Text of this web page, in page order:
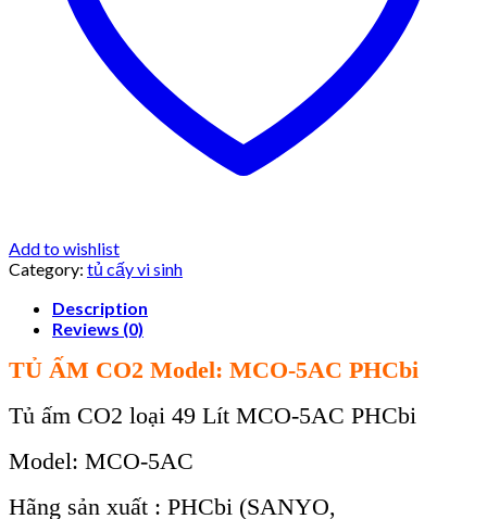
Add to wishlist
Category: tủ cấy vi sinh
Description
Reviews (0)
TỦ ẤM CO2 Model: MCO-5AC PHCbi
Tủ ấm CO2 loại 49 Lít MCO-5AC PHCbi
Model: MCO-5AC
Hãng sản xuất : PHCbi (SANYO,